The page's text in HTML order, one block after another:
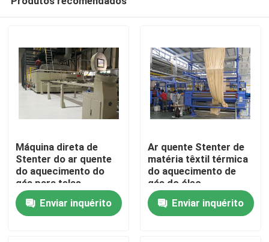
Casa
Produtos
Máquina direta de
Stenter do ar quente
do aquecimento do
gás para telas
Enviar inquérito
Ar quente Stenter de
matéria têxtil térmica
do aquecimento de
gás do óleo
Enviar inquérito